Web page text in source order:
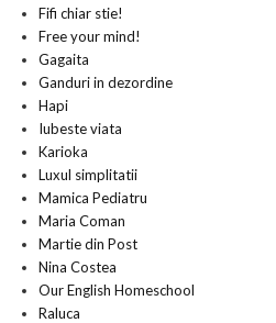
Fifi chiar stie!
Free your mind!
Gagaita
Ganduri in dezordine
Hapi
Iubeste viata
Karioka
Luxul simplitatii
Mamica Pediatru
Maria Coman
Martie din Post
Nina Costea
Our English Homeschool
Raluca